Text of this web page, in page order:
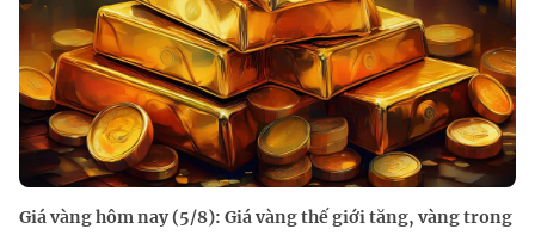
Giá vàng hôm nay (5/8): Giá vàng thế giới tăng, vàng trong